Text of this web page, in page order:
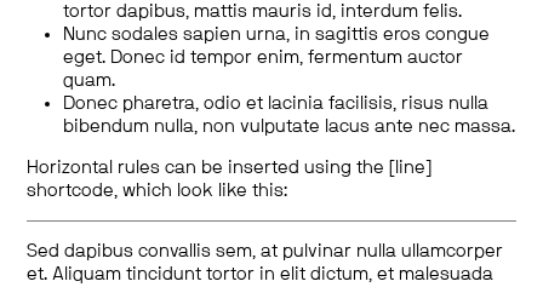
tortor dapibus, mattis mauris id, interdum felis.
Nunc sodales sapien urna, in sagittis eros congue
eget. Donec id tempor enim, fermentum auctor
quam.
Donec pharetra, odio et lacinia facilisis, risus nulla
bibendum nulla, non vulputate lacus ante nec massa.
Horizontal rules can be inserted using the [line]
shortcode, which look like this:
Sed dapibus convallis sem, at pulvinar nulla ullamcorper
et. Aliquam tincidunt tortor in elit dictum, et malesuada